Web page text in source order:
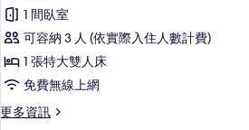
可
使
用
俱
樂
大
人
床,
可
使
用
房,
1
張
特
大
1 間臥室
可容納 3 人 (依實際入住人數計費)
1 張特大雙人床
免費無線上網
更多資訊
更